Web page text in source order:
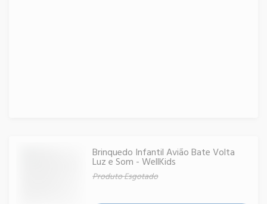
Brinquedo Infantil Avião Bate Volta
Luz e Som - WellKids
Produto Esgotado